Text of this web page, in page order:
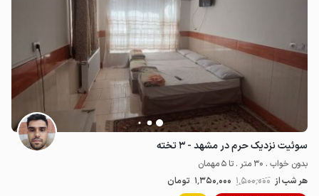
سوئیت نزدیک حرم در مشهد - ۳ تخته
بدون خواب . 30 متر . تا 5 مهمان
هر شب از 1٬500٬000 1٬350٬000 تومان